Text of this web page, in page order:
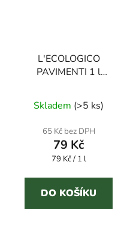
L'ECOLOGICO
PAVIMENTI 1 l
Skladem (>5 ks)
65 Kč bez DPH
79 Kč
Měrná
79 Kč / 1 l
DO KOŠÍKU